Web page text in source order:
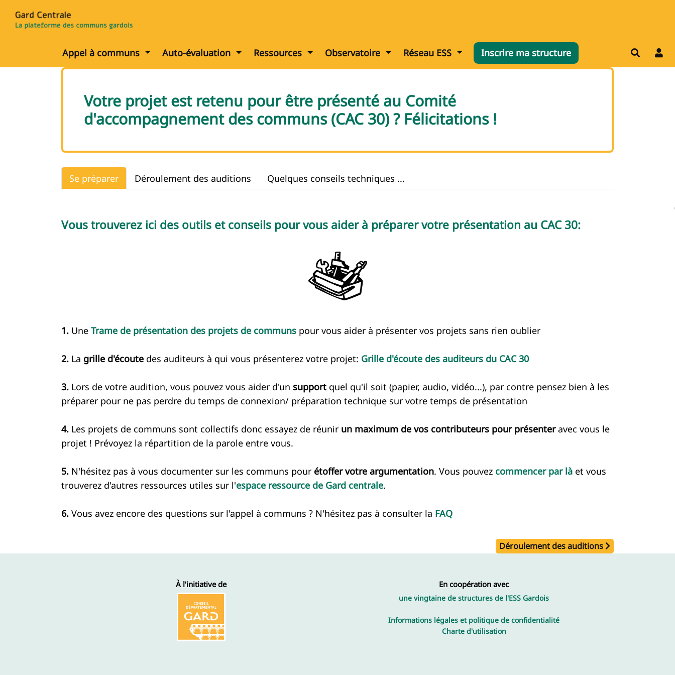
Appel à communs Afficher le menu
Auto-évaluation Afficher le menu
Ressources Afficher le menu
Observatoire Afficher le menu
Réseau ESS Afficher le menu
Inscrire ma structure
Votre projet est retenu pour être présenté au Comité
d'accompagnement des communs (CAC 30) ? Félicitations !
Se préparer Déroulement des auditions Quelques conseils techniques ...
Vous trouverez ici des outils et conseils pour vous aider à préparer votre présentation au CAC 30:
1. Une Trame de présentation des projets de communs pour vous aider à présenter vos projets sans rien oublier
2. La grille d'écoute des auditeurs à qui vous présenterez votre projet: Grille d'écoute des auditeurs du CAC 30
3. Lors de votre audition, vous pouvez vous aider d'un support quel qu'il soit (papier, audio, vidéo...), par contre pensez bien à les
préparer pour ne pas perdre du temps de connexion/ préparation technique sur votre temps de présentation
4. Les projets de communs sont collectifs donc essayez de réunir un maximum de vos contributeurs pour présenteravec vous le
projet ! Prévoyez la répartition de la parole entre vous.
5. N'hésitez pas à vous documenter sur les communs pour étoffer votre argumentation. Vous pouvez commencer par là et vous
trouverez d'autres ressources utiles sur l'espace ressource de Gard centrale.
6. Vous avez encore des questions sur l'appel à communs ? N'hésitez pas à consulter la FAQ
Déroulement des auditions
À l’initiative de En coopération avec
une vingtaine de structures de l'ESS Gardois
Informations légales et politique de confidentialité
Charte d'utilisation